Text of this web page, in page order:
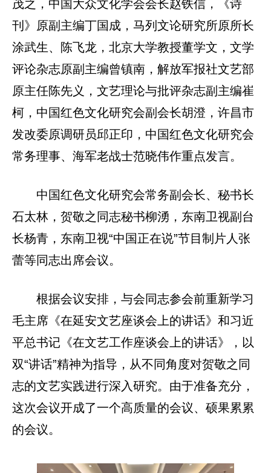
茂之，中国大众文化学会会长赵铁信，《诗
刊》原副主编丁国成，马列文论研究所原所长
涂武生、陈飞龙，北京大学教授董学文，文学
评论杂志原副主编曾镇南，解放军报社文艺部
原主任陈先义，文艺理论与批评杂志副主编崔
柯，中国红色文化研究会副会长胡澄，许昌市
发改委原调研员邱正印，中国红色文化研究会
常务理事、海军老战士范晓伟作重点发言。
中国红色文化研究会常务副会长、秘书长
石太林，贺敬之同志秘书柳湧，东南卫视副台
长杨青，东南卫视“中国正在说”节目制片人张
蕾等同志出席会议。
根据会议安排，与会同志参会前重新学习
毛主席《在延安文艺座谈会上的讲话》和习近
平总书记《在文艺工作座谈会上的讲话》，以
双“讲话”精神为指导，从不同角度对贺敬之同
志的文艺实践进行深入研究。由于准备充分，
这次会议开成了一个高质量的会议、硕果累累
的会议。